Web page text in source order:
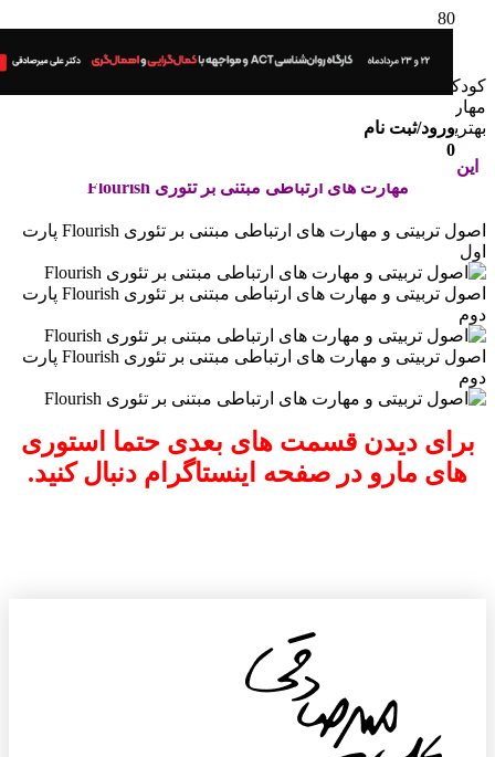
ورود/ثبت نام
در سنین پایین انعطاف پذیرتر هستند.در این سنین آموزش
های مختلف اهمیت به سزایی دارد .
سن برای یادگیری مهارت های نرم می باشد.
هدیه ویژه شما قسمت اول، دوم، سوم همایش اصول تربیتی و
مهارت های ارتباطی مبتنی بر تئوری Flourish
اصول تربیتی و مهارت های ارتباطی مبتنی بر تئوری Flourish پارت
اصول تربیتی و مهارت های ارتباطی مبتنی بر تئوری Flourish پارت
اصول تربیتی و مهارت های ارتباطی مبتنی بر تئوری Flourish پارت
دیدن قسمت های بعدی حتما استوری
مارو در صفحه اینستاگرام دنبال کنید.